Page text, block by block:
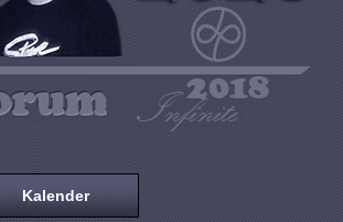
Kalender